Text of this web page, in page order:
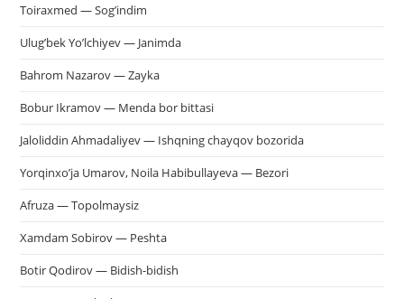
Toiraxmed — Sog’indim
Ulug’bek Yo’lchiyev — Janimda
Bahrom Nazarov — Zayka
Bobur Ikramov — Menda bor bittasi
Jaloliddin Ahmadaliyev — Ishqning chayqov bozorida
Yorqinxo’ja Umarov, Noila Habibullayeva — Bezori
Afruza — Topolmaysiz
Xamdam Sobirov — Peshta
Botir Qodirov — Bidish-bidish